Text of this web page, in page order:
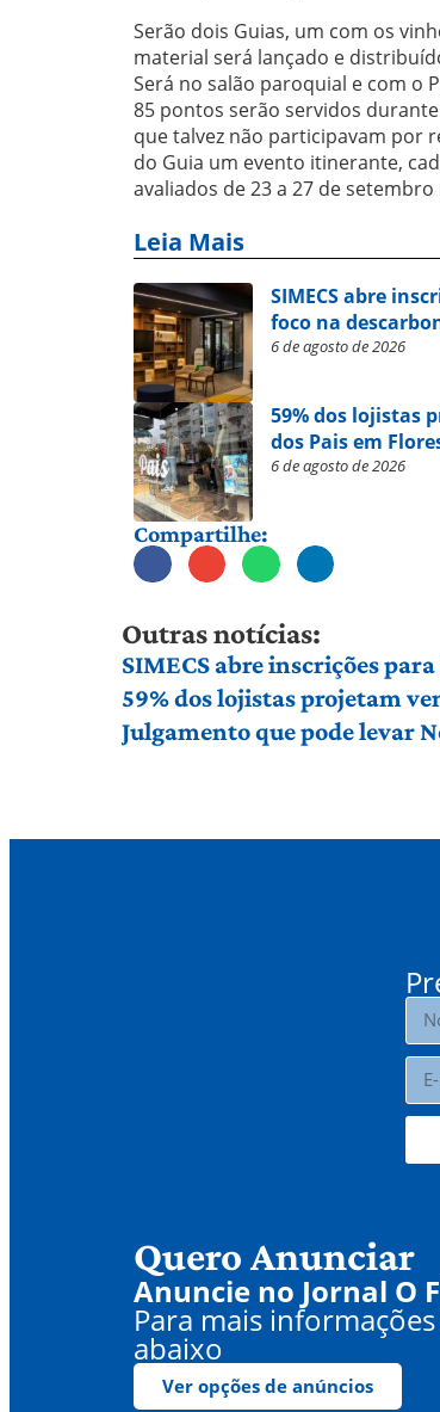
Serão dois Guias, um com os
material será lançado e
Será no salão paroquial e com o
85 pontos serão servidos
que talvez não participavam por
do Guia um evento itinerante,
avaliados de 23 a 27 de
Leia Mais
SIMECS abre
foco na
6 de agosto de 2026
59% dos lojistas
dos Pais em
6 de agosto de 2026
Compartilhe:
Outras notícias:
SIMECS abre inscrições
59% dos lojistas projetam
Julgamento que pode levar
Quero Anunciar
Anuncie no Jornal O
Para mais
abaixo
Ver opções de anúncios